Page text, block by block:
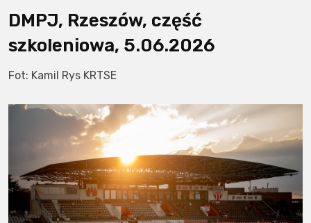
DMPJ, Rzeszów, część
szkoleniowa, 5.06.2026
Fot: Kamil Rys KRTSE